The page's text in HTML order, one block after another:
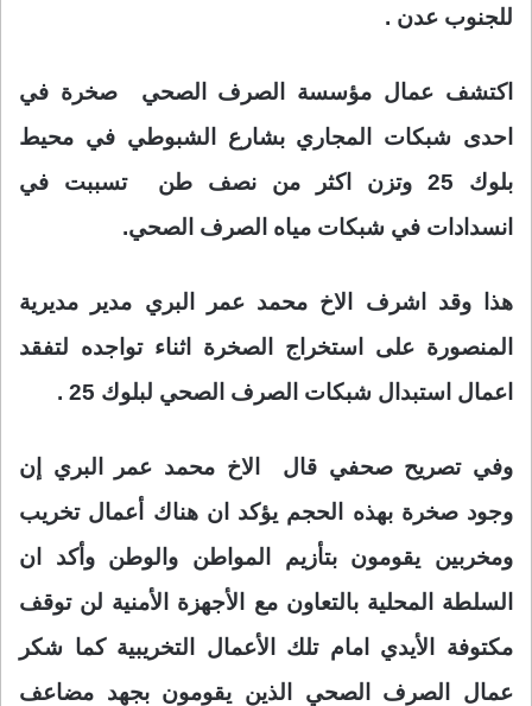
للجنوب عدن .
اكتشف عمال مؤسسة الصرف الصحي صخرة في
احدى شبكات المجاري بشارع الشبوطيفي محيط
بلوك 25 وتزن اكثر من نصف طن تسببت في
انسدادات في شبكات مياه الصرف الصحي.
هذاوقد اشرف الاخ محمد عمر البري مدير مديرية
المنصورة على استخراج الصخرة اثناء تواجده لتفقد
اعمال استبدال شبكات الصرف الصحي لبلوك 25 .
وفي تصريح صحفي قال الاخ محمد عمر البري إن
وجود صخرة بهذه الحجم يؤكد ان هناك أعمال تخريب
ومخربين يقومون بتأزيم المواطن والوطن وأكد ان
السلطة المحلية بالتعاون مع الأجهزة الأمنية لن توقف
مكتوفة الأيدي امام تلك الأعمال التخريبية كما شكر
عمال الصرف الصحي الذين يقومون بجهد مضاعف